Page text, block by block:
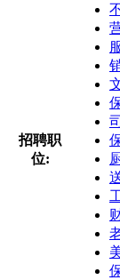
招聘职
位: